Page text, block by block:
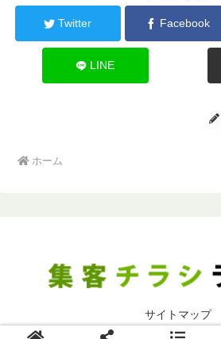
Twitter Facebook
LINE
ホーム
サイトマップ